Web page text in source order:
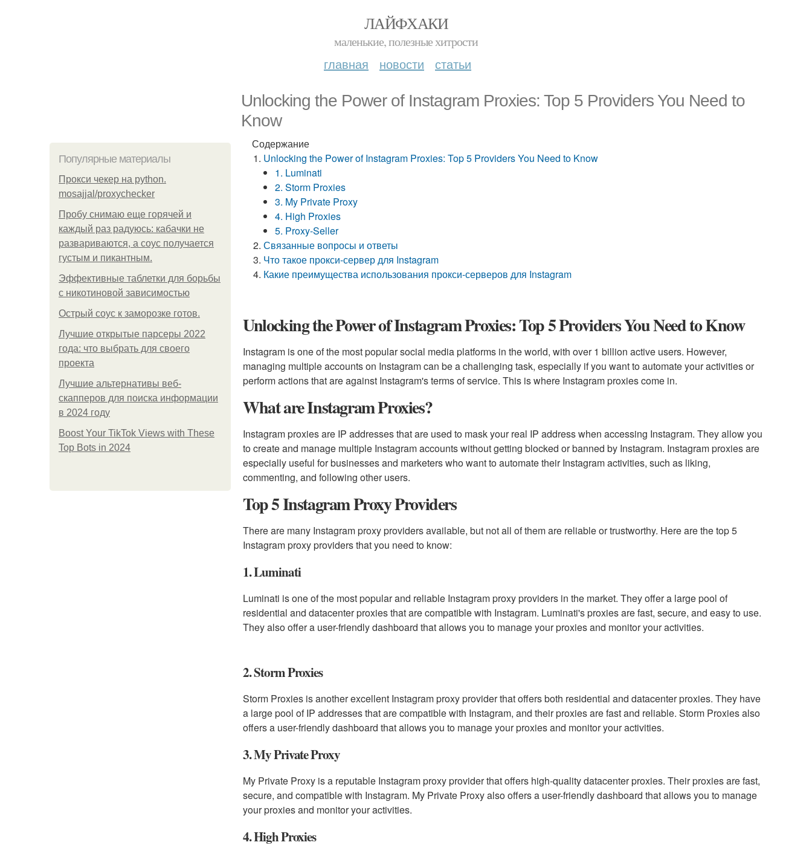
ЛАЙФХАКИ
маленькие, полезные хитрости
главная новости статьи
Unlocking the Power of Instagram Proxies: Top 5 Providers You Need to
Know
Популярные материалы
Прокси чекер на python.
mosajjal/proxychecker
Пробу снимаю еще горячей и
каждый раз радуюсь: кабачки не
развариваются, а соус получается
густым и пикантным.
Эффективные таблетки для борьбы
с никотиновой зависимостью
Острый соус к заморозке готов.
Лучшие открытые парсеры 2022
года: что выбрать для своего
проекта
Лучшие альтернативы веб-
скапперов для поиска информации
в 2024 году
Boost Your TikTok Views with These
Top Bots in 2024
Содержание
Unlocking the Power of Instagram Proxies: Top 5 Providers You Need to Know
1. Luminati
2. Storm Proxies
3. My Private Proxy
4. High Proxies
5. Proxy-Seller
Связанные вопросы и ответы
Что такое прокси-сервер для Instagram
Какие преимущества использования прокси-серверов для Instagram
Unlocking the Power of Instagram Proxies: Top 5 Providers You Need to Know
Instagram is one of the most popular social media platforms in the world, with over 1 billion active users. However,
managing multiple accounts on Instagram can be a challenging task, especially if you want to automate your activities or
perform actions that are against Instagram's terms of service. This is where Instagram proxies come in.
What are Instagram Proxies?
Instagram proxies are IP addresses that are used to mask your real IP address when accessing Instagram. They allow you
to create and manage multiple Instagram accounts without getting blocked or banned by Instagram. Instagram proxies are
especially useful for businesses and marketers who want to automate their Instagram activities, such as liking,
commenting, and following other users.
Top 5 Instagram Proxy Providers
There are many Instagram proxy providers available, but not all of them are reliable or trustworthy. Here are the top 5
Instagram proxy providers that you need to know:
1. Luminati
Luminati is one of the most popular and reliable Instagram proxy providers in the market. They offer a large pool of
residential and datacenter proxies that are compatible with Instagram. Luminati's proxies are fast, secure, and easy to use.
They also offer a user-friendly dashboard that allows you to manage your proxies and monitor your activities.
2. Storm Proxies
Storm Proxies is another excellent Instagram proxy provider that offers both residential and datacenter proxies. They have
a large pool of IP addresses that are compatible with Instagram, and their proxies are fast and reliable. Storm Proxies also
offers a user-friendly dashboard that allows you to manage your proxies and monitor your activities.
3. My Private Proxy
My Private Proxy is a reputable Instagram proxy provider that offers high-quality datacenter proxies. Their proxies are fast,
secure, and compatible with Instagram. My Private Proxy also offers a user-friendly dashboard that allows you to manage
your proxies and monitor your activities.
4. High Proxies